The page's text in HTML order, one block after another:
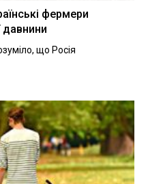
фермери
давнини
що Росія